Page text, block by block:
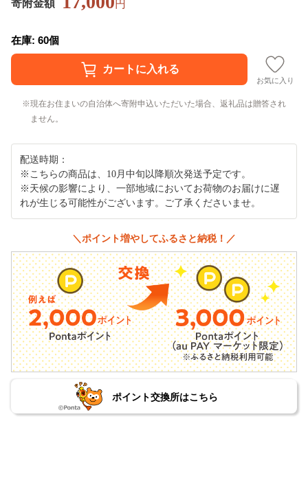
寄附金額 円
在庫: 60個
お気に入り
現在お住まいの自治体へ寄附申込いただいた場合、返礼品は贈答され
ません。
配送時期：
※こちらの商品は、10月中旬以降順次発送予定です。
※天候の影響により、一部地域においてお荷物のお届けに遅
れが生じる可能性がございます。ご了承くださいませ。
＼ポイント増やしてふるさと納税！／
ポイント交換所はこちら